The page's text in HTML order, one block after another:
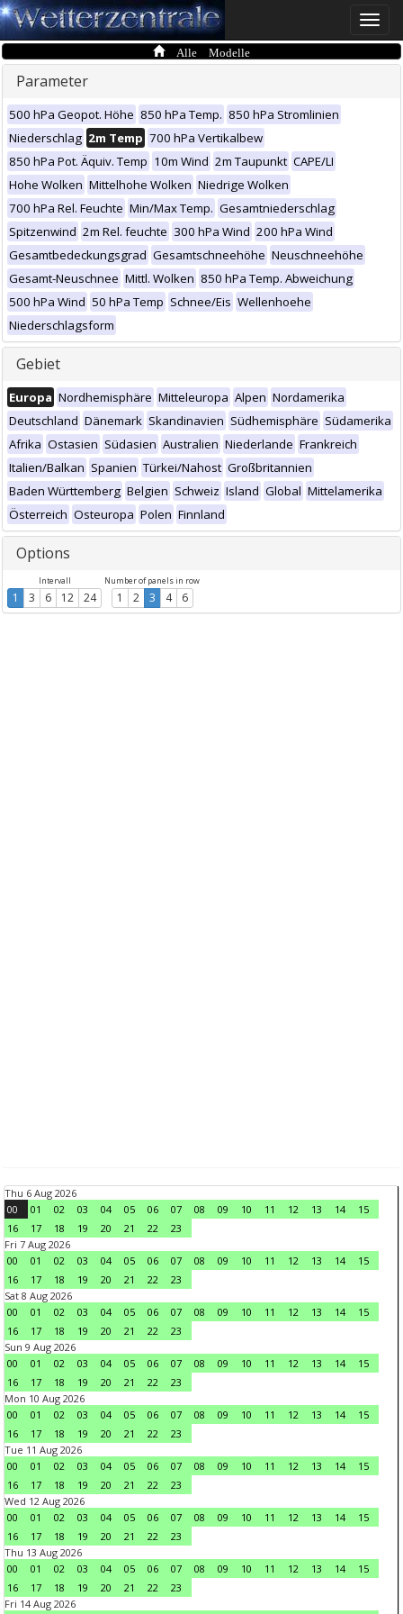
Toggle
Alle Modelle
Parameter
500 hPa Geopot. Höhe 850 hPa Temp. 850 hPa Stromlinien
Niederschlag 2m Temp 700 hPa Vertikalbew
850 hPa Pot. Äquiv. Temp 10m Wind 2m Taupunkt CAPE/LI
Hohe Wolken Mittelhohe Wolken Niedrige Wolken
700 hPa Rel. Feuchte Min/Max Temp. Gesamtniederschlag
Spitzenwind 2m Rel. feuchte 300 hPa Wind 200 hPa Wind
Gesamtbedeckungsgrad Gesamtschneehöhe Neuschneehöhe
Gesamt-Neuschnee Mittl. Wolken 850 hPa Temp. Abweichung
500 hPa Wind 50 hPa Temp Schnee/Eis Wellenhoehe
Niederschlagsform
Gebiet
Europa Nordhemisphäre Mitteleuropa Alpen Nordamerika
Deutschland Dänemark Skandinavien Südhemisphäre Südamerika
Afrika Ostasien Südasien Australien Niederlande Frankreich
Italien/Balkan Spanien Türkei/Nahost Großbritannien
Baden Württemberg Belgien Schweiz Island Global Mittelamerika
Österreich Osteuropa Polen Finnland
Options
Intervall
1 3 6 12 24
Number of panels in row
1 2 3 4 6
Thu 6 Aug 2026
00
01 02 03 04 05 06 07 08 09 10 11 12 13 14
15
16
17 18 19 20 21 22
23
Fri 7 Aug 2026
00
01 02 03 04 05 06 07 08 09 10 11 12 13 14
15
16
17 18 19 20 21 22
23
Sat 8 Aug 2026
00
01 02 03 04 05 06 07 08 09 10 11 12 13 14
15
16
17 18 19 20 21 22
23
Sun 9 Aug 2026
00
01 02 03 04 05 06 07 08 09 10 11 12 13 14
15
16
17 18 19 20 21 22
23
Mon 10 Aug 2026
00
01 02 03 04 05 06 07 08 09 10 11 12 13 14
15
16
17 18 19 20 21 22
23
Tue 11 Aug 2026
00
01 02 03 04 05 06 07 08 09 10 11 12 13 14
15
16
17 18 19 20 21 22
23
Wed 12 Aug 2026
00
01 02 03 04 05 06 07 08 09 10 11 12 13 14
15
16
17 18 19 20 21 22
23
Thu 13 Aug 2026
00
01 02 03 04 05 06 07 08 09 10 11 12 13 14
15
16
17 18 19 20 21 22
23
Fri 14 Aug 2026